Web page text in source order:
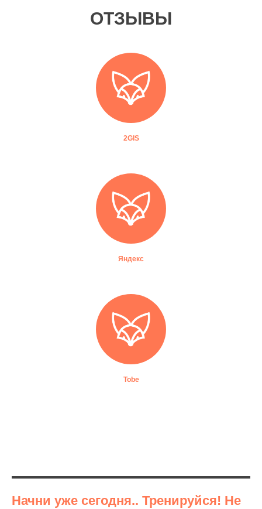
ОТЗЫВЫ
2GIS
Яндекс
Tobe
Начни уже сегодня.. Тренируйся! Не